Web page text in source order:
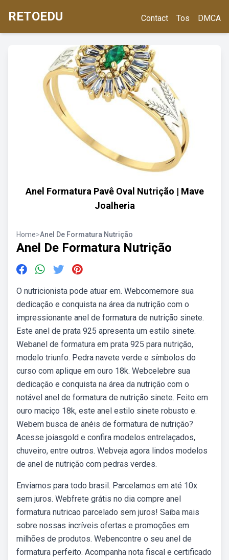
RETOEDU Contact Tos DMCA
Anel Formatura Pavê Oval Nutrição | Mave
Joalheria
Home>Anel De Formatura Nutrição
Anel De Formatura Nutrição
O nutricionista pode atuar em. Webcomemore sua
dedicação e conquista na área da nutrição com o
impressionante anel de formatura de nutrição sinete.
Este anel de prata 925 apresenta um estilo sinete.
Webanel de formatura em prata 925 para nutrição,
modelo triunfo. Pedra navete verde e símbolos do
curso com aplique em ouro 18k. Webcelebre sua
dedicação e conquista na área da nutrição com o
notável anel de formatura de nutrição sinete. Feito em
ouro maciço 18k, este anel estilo sinete robusto e.
Webem busca de anéis de formatura de nutrição?
Acesse joiasgold e confira modelos entrelaçados,
chuveiro, entre outros. Webveja agora lindos modelos
de anel de nutrição com pedras verdes.
Enviamos para todo brasil. Parcelamos em até 10x
sem juros. Webfrete grátis no dia compre anel
formatura nutricao parcelado sem juros! Saiba mais
sobre nossas incríveis ofertas e promoções em
milhões de produtos. Webencontre o seu anel de
formatura perfeito. Acompanha nota fiscal e certificado